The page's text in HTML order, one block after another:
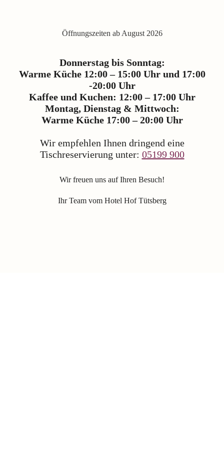
Öffnungszeiten ab August 2026
Donnerstag bis Sonntag:
Warme Küche 12:00 – 15:00 Uhr und 17:00
-20:00 Uhr
Kaffee und Kuchen: 12:00 – 17:00 Uhr
Montag, Dienstag & Mittwoch:
Warme Küche 17:00 – 20:00 Uhr
Wir empfehlen Ihnen dringend eine
Tischreservierung unter: 05199 900
Wir freuen uns auf Ihren Besuch!
Ihr Team vom Hotel Hof Tütsberg